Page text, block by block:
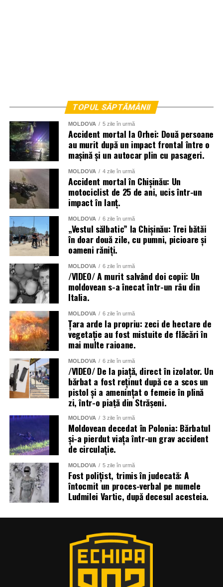
TOPUL SĂPTĂMÂNII
MOLDOVA 5 zile în urmă
Accident mortal la Orhei: Două persoane
au murit după un impact frontal între o
mașină și un autocar plin cu pasageri.
MOLDOVA 4 zile în urmă
Accident mortal în Chișinău: Un
motociclist de 25 de ani, ucis într-un
impact în lanț.
MOLDOVA 6 zile în urmă
„Vestul sălbatic” la Chișinău: Trei bătăi
în doar două zile, cu pumni, picioare și
oameni răniți.
MOLDOVA 6 zile în urmă
/VIDEO/ A murit salvând doi copii: Un
moldovean s-a înecat într-un râu din
Italia.
MOLDOVA 6 zile în urmă
Țara arde la propriu: zeci de hectare de
vegetație au fost mistuite de flăcări în
mai multe raioane.
MOLDOVA 6 zile în urmă
/VIDEO/ De la piață, direct în izolator. Un
bărbat a fost reținut după ce a scos un
pistol și a amenințat o femeie în plină
zi, într-o piață din Strășeni.
MOLDOVA 3 zile în urmă
Moldovean decedat în Polonia: Bărbatul
și-a pierdut viața într-un grav accident
de circulație.
MOLDOVA 5 zile în urmă
Fost polițist, trimis în judecată: A
întocmit un proces-verbal pe numele
Ludmilei Vartic, după decesul acesteia.